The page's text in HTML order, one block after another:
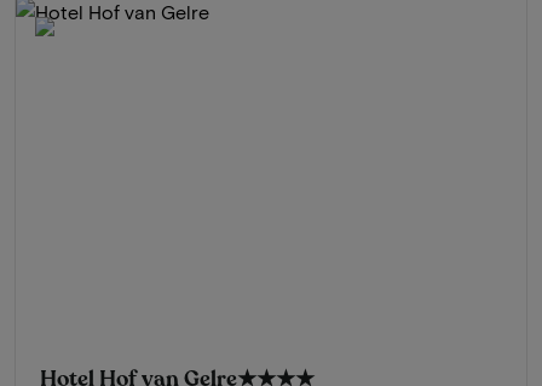
Hotel Hof van Gelre★★★★